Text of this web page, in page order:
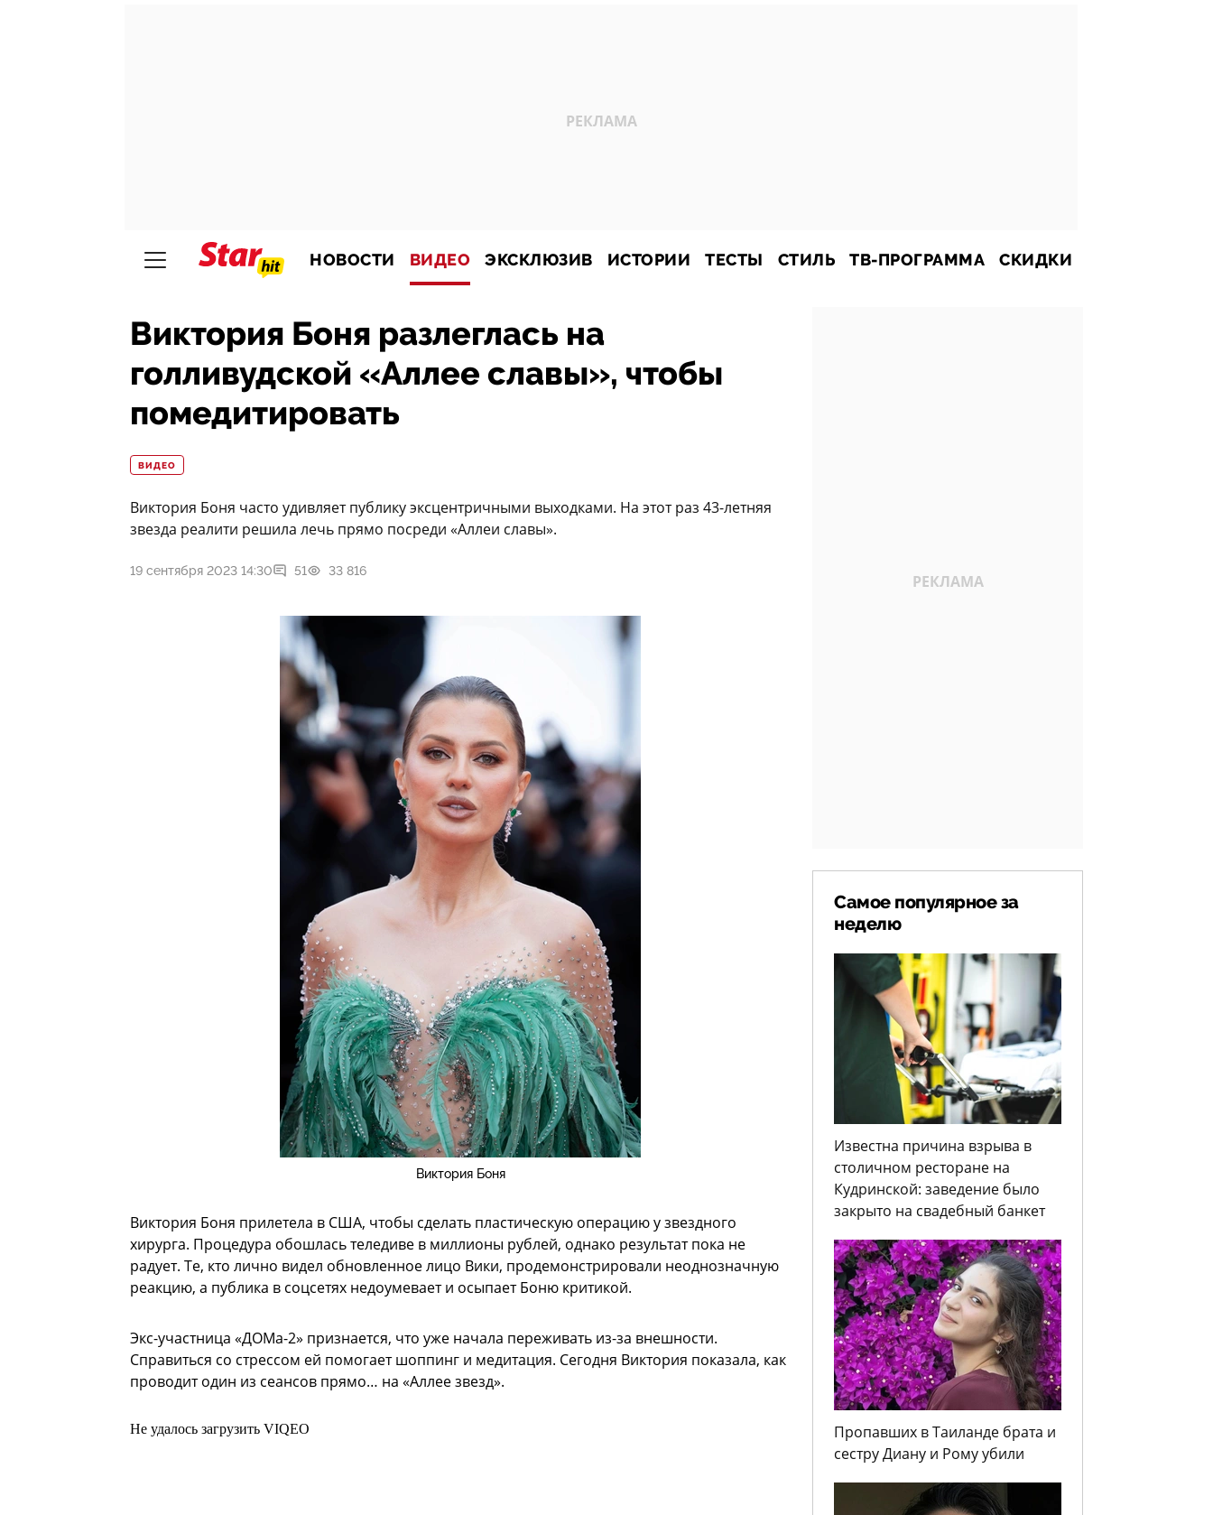
НОВОСТИ ВИДЕО ЭКСКЛЮЗИВ ИСТОРИИ ТЕСТЫ СТИЛЬ ТВ-ПРОГРАММА СКИДКИ
Виктория Боня разлеглась на
голливудской «Аллее славы», чтобы
помедитировать
ВИДЕО
Виктория Боня часто удивляет публику эксцентричными выходками. На этот раз 43-летняя
звезда реалити решила лечь прямо посреди «Аллеи славы».
19 сентября 2023 14:30 51 33 816
Виктория Боня
Виктория Боня прилетела в США, чтобы сделать пластическую операцию у звездного
хирурга. Процедура обошлась теледиве в миллионы рублей, однако результат пока не
радует. Те, кто лично видел обновленное лицо Вики, продемонстрировали неоднозначную
реакцию, а публика в соцсетях недоумевает и осыпает Боню критикой.
Экс-участница «ДОМа-2» признается, что уже начала переживать из-за внешности.
Справиться со стрессом ей помогает шоппинг и медитация. Сегодня Виктория показала, как
проводит один из сеансов прямо… на «Аллее звезд».
Не удалось загрузить VIQEO
Самое популярное за
неделю
Известна причина взрыва в
столичном ресторане на
Кудринской: заведение было
закрыто на свадебный банкет
Пропавших в Таиланде брата и
сестру Диану и Рому убили